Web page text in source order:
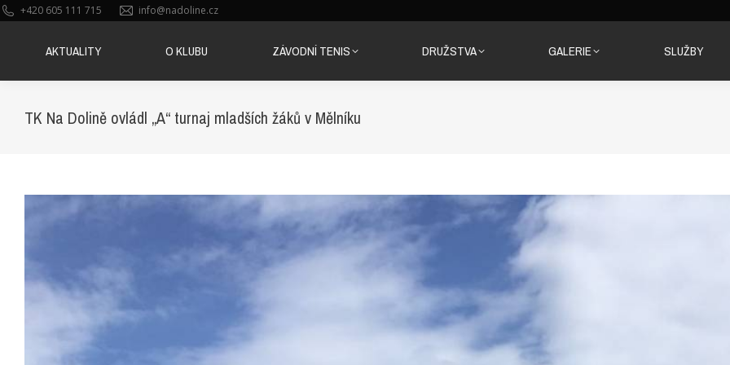
+420 605 111 715 info@nadoline.cz
AKTUALITY O KLUBU ZÁVODNÍ TENIS DRUŽSTVA GALERIE SLUŽBY
TK Na Dolině ovládl „A“ turnaj mladších žáků v Mělníku